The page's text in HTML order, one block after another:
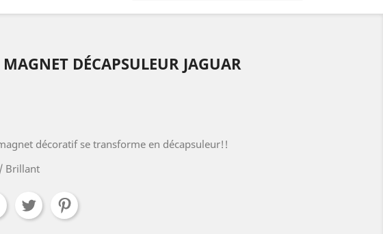
DÉCAPSULEUR JAGUAR
décoratif se transforme en décapsuleur!!
Brillant